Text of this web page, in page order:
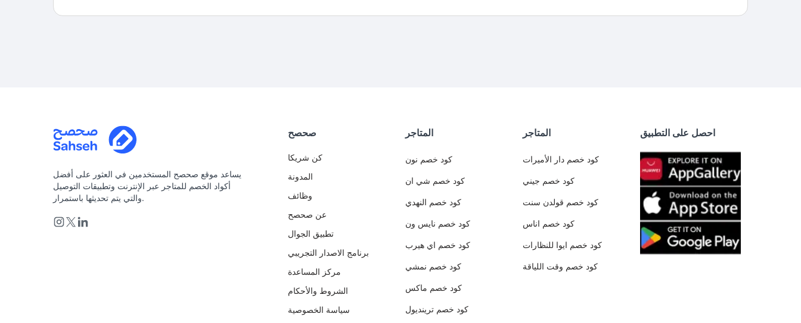
يساعد موقع صحصح المستخدمين في العثور على أفضل
أكواد الخصم للمتاجر عبر الإنترنت وتطبيقات التوصيل
والتي يتم تحديثها باستمرار.
صحصح
كن شريكا
المدونة
وظائف
عن صحصح
تطبيق الجوال
برنامج الاصدار التجريبي
مركز المساعدة
الشروط والأحكام
سياسة الخصوصية
المتاجر
كود خصم نون
كود خصم شي ان
كود خصم النهدي
كود خصم نايس ون
كود خصم اي هيرب
كود خصم نمشي
كود خصم ماكس
كود خصم ترينديول
المتاجر
كود خصم دار الأميرات
كود خصم جيني
كود خصم قولدن سنت
كود خصم اناس
كود خصم ايوا للنظارات
كود خصم وقت اللياقة
احصل على التطبيق